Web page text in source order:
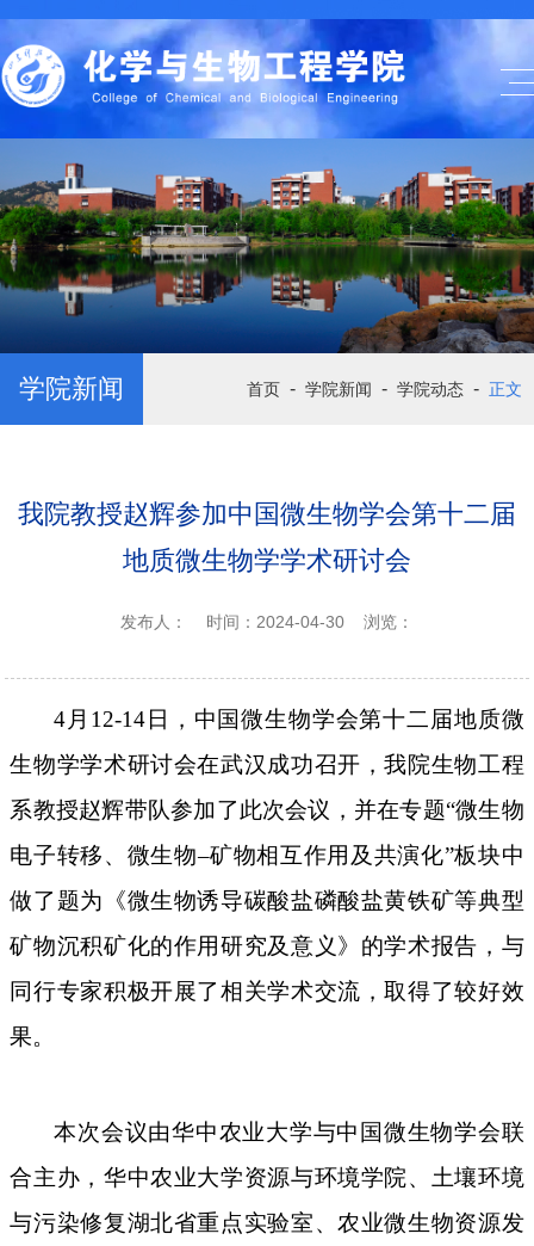
学院新闻 首页 - 学院新闻 - 学院动态 - 正文
我院教授赵辉参加中国微生物学会第十二届
地质微生物学学术研讨会
发布人： 时间：2024-04-30 浏览：
4月12-14日，中国微生物学会第十二届地质微
生物学学术研讨会在武汉成功召开，我院生物工程
系教授赵辉带队参加了此次会议，并在专题“微生物
电子转移、微生物–矿物相互作用及共演化”板块中
做了题为《微生物诱导碳酸盐磷酸盐黄铁矿等典型
矿物沉积矿化的作用研究及意义》的学术报告，与
同行专家积极开展了相关学术交流，取得了较好效
果。
本次会议由华中农业大学与中国微生物学会联
合主办，华中农业大学资源与环境学院、土壤环境
与污染修复湖北省重点实验室、农业微生物资源发